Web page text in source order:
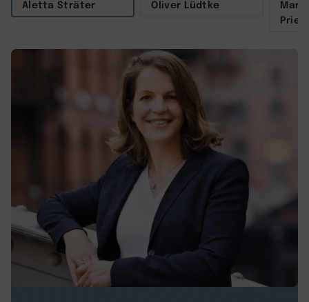
Aletta Sträter Oliver Lüdtke